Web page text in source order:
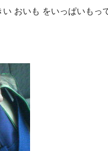
おいも をいっぱいもっ